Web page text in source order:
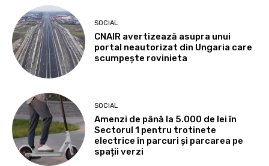
SOCIAL
CNAIR avertizează asupra unui
portal neautorizat din Ungaria care
scumpește rovinieta
SOCIAL
Amenzi de până la 5.000 de lei în
Sectorul 1 pentru trotinete
electrice în parcuri și parcarea pe
spații verzi